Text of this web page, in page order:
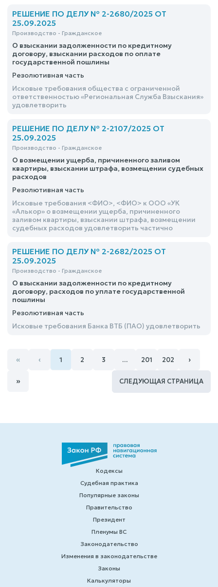
РЕШЕНИЕ ПО ДЕЛУ № 2-2680/2025 ОТ
25.09.2025
Производство - Гражданское
О взыскании задолженности по кредитному
договору, взыскании расходов по оплате
государственной пошлины
Резолютивная часть
Исковые требования общества с ограниченной
ответственностью «Региональная Служба Взыскания»
удовлетворить
РЕШЕНИЕ ПО ДЕЛУ № 2-2107/2025 ОТ
25.09.2025
Производство - Гражданское
О возмещении ущерба, причиненного заливом
квартиры, взыскании штрафа, возмещении судебных
расходов
Резолютивная часть
Исковые требования <ФИО>, <ФИО> к ООО «УК
«Алькор» о возмещении ущерба, причиненного
заливом квартиры, взыскании штрафа, возмещении
судебных расходов удовлетворить частично
РЕШЕНИЕ ПО ДЕЛУ № 2-2682/2025 ОТ
25.09.2025
Производство - Гражданское
О взыскании задолженности по кредитному
договору, расходов по уплате государственной
пошлины
Резолютивная часть
Исковые требования Банка ВТБ (ПАО) удовлетворить
« ‹ 1 2 3 … 201 202 ›
» СЛЕДУЮЩАЯ СТРАНИЦА
Кодексы
Судебная практика
Популярные законы
Правительство
Президент
Пленумы ВС
Законодательство
Изменения в законодательстве
Законы
Калькуляторы